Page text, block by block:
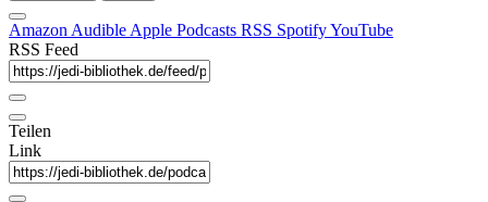
AmazonAudibleApple Podcasts RSS SpotifyYouTube
RSS Feed
Teilen
Link